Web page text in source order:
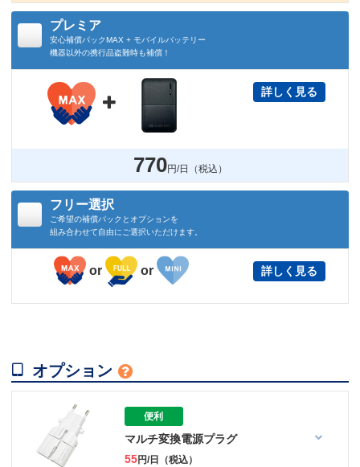
プレミア
安心補償パックMAX + モバイルバッテリー
機器以外の携行品盗難時も補償！

詳しく見る
770円/日（税込）
フリー選択
ご希望の補償パックとオプションを
組み合わせて自由にご選択いただけます。
or or 詳しく見る
 オプション 
便利
マルチ変換電源プラグ
55円/日（税込）